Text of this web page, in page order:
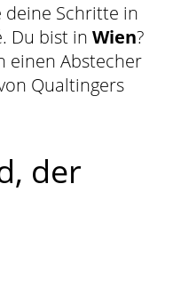
deine Schritte in
Du bist in Wien?
einen Abstecher
Qualtingers
der